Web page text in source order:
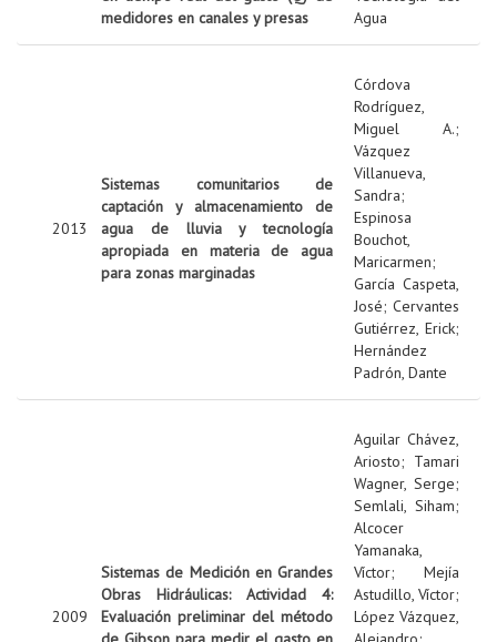
medidores en canales y presas
Agua
2013
Sistemas comunitarios de
captación y almacenamiento de
agua de lluvia y tecnología
apropiada en materia de agua
para zonas marginadas
Córdova
Rodríguez,
Miguel A.;
Vázquez
Villanueva,
Sandra;
Espinosa
Bouchot,
Maricarmen;
García Caspeta,
José; Cervantes
Gutiérrez, Erick;
Hernández
Padrón, Dante
2009
Sistemas de Medición en Grandes
Obras Hidráulicas: Actividad 4:
Evaluación preliminar del método
Aguilar Chávez,
Ariosto; Tamari
Wagner, Serge;
Semlali, Siham;
Alcocer
Yamanaka,
Víctor; Mejía
Astudillo, Víctor;
López Vázquez,